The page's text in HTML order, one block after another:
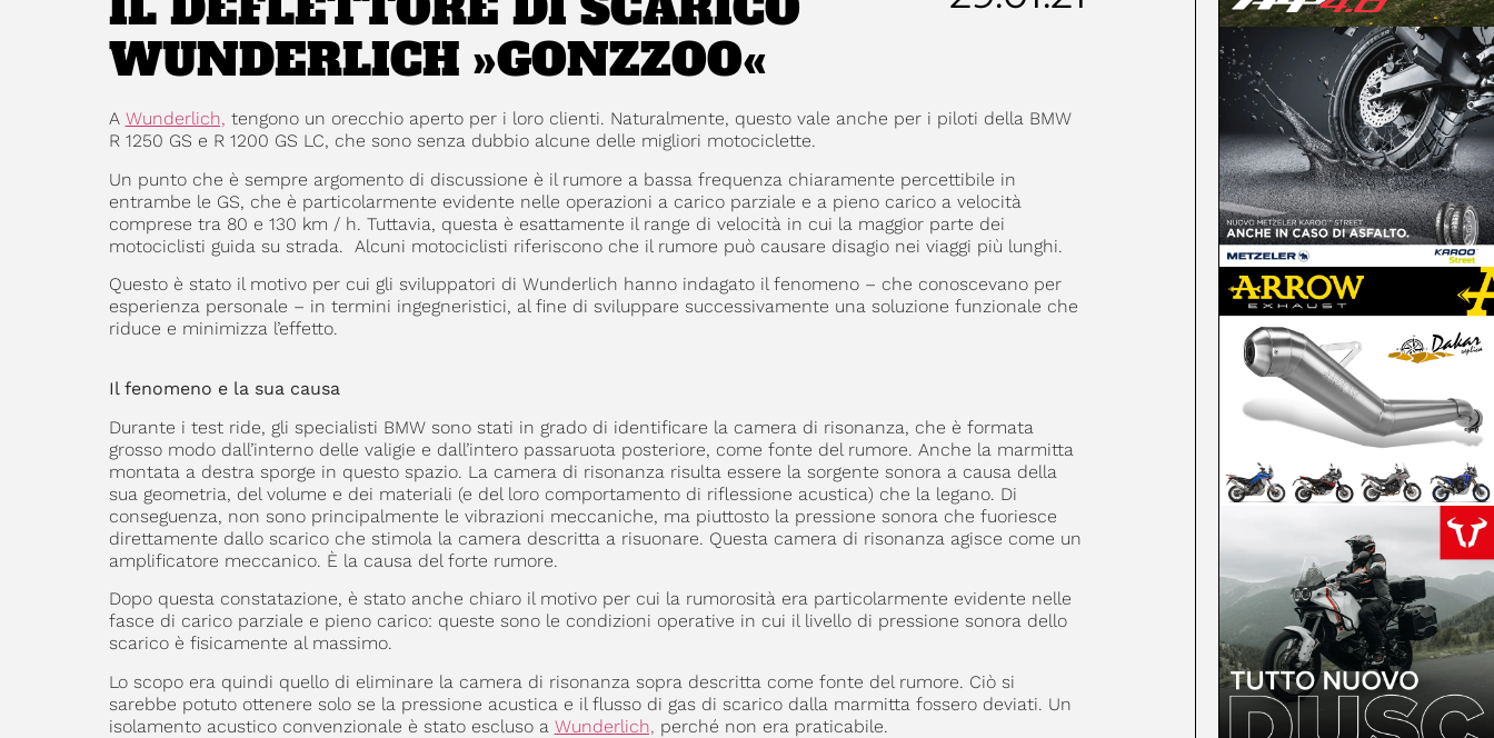
WUNDERLICH »GONZZOO«
A Wunderlich, tengono un orecchio aperto per i loro clienti. Naturalmente, questo vale anche per i piloti della BMW
R 1250 GS e R 1200 GS LC, che sono senza dubbio alcune delle migliori motociclette.
Un punto che è sempre argomento di discussione è il rumore a bassa frequenza chiaramente percettibile in
entrambe le GS, che è particolarmente evidente nelle operazioni a carico parziale e a pieno carico a velocità
comprese tra 80 e 130 km / h. Tuttavia, questa è esattamente il range di velocità in cui la maggior parte dei
motociclisti guida su strada. Alcuni motociclisti riferiscono che il rumore può causare disagio nei viaggi più lunghi.
Questo è stato il motivo per cui gli sviluppatori di Wunderlich hanno indagato il fenomeno – che conoscevano per
esperienza personale – in termini ingegneristici, al fine di sviluppare successivamente una soluzione funzionale che
riduce e minimizza l’effetto.
Il fenomeno e la sua causa
Durante i test ride, gli specialisti BMW sono stati in grado di identificare la camera di risonanza, che è formata
grosso modo dall’interno delle valigie e dall’intero passaruota posteriore, come fonte del rumore. Anche la marmitta
montata a destra sporge in questo spazio. La camera di risonanza risulta essere la sorgente sonora a causa della
sua geometria, del volume e dei materiali (e del loro comportamento di riflessione acustica) che la legano. Di
conseguenza, non sono principalmente le vibrazioni meccaniche, ma piuttosto la pressione sonora che fuoriesce
direttamente dallo scarico che stimola la camera descritta a risuonare. Questa camera di risonanza agisce come un
amplificatore meccanico. È la causa del forte rumore.
Dopo questa constatazione, è stato anche chiaro il motivo per cui la rumorosità era particolarmente evidente nelle
fasce di carico parziale e pieno carico: queste sono le condizioni operative in cui il livello di pressione sonora dello
scarico è fisicamente al massimo.
Lo scopo era quindi quello di eliminare la camera di risonanza sopra descritta come fonte del rumore. Ciò si
sarebbe potuto ottenere solo se la pressione acustica e il flusso di gas di scarico dalla marmitta fossero deviati. Un
isolamento acustico convenzionale è stato escluso a Wunderlich, perché non era praticabile.